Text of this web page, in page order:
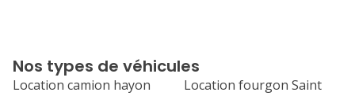
24 25 26
Nos types de véhicules
Location camion hayon
Location fourgon Saint